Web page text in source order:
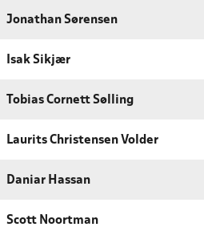
Jonathan Sørensen
Isak Sikjær
Tobias Cornett Sølling
Laurits Christensen Volder
Daniar Hassan
Scott Noortman